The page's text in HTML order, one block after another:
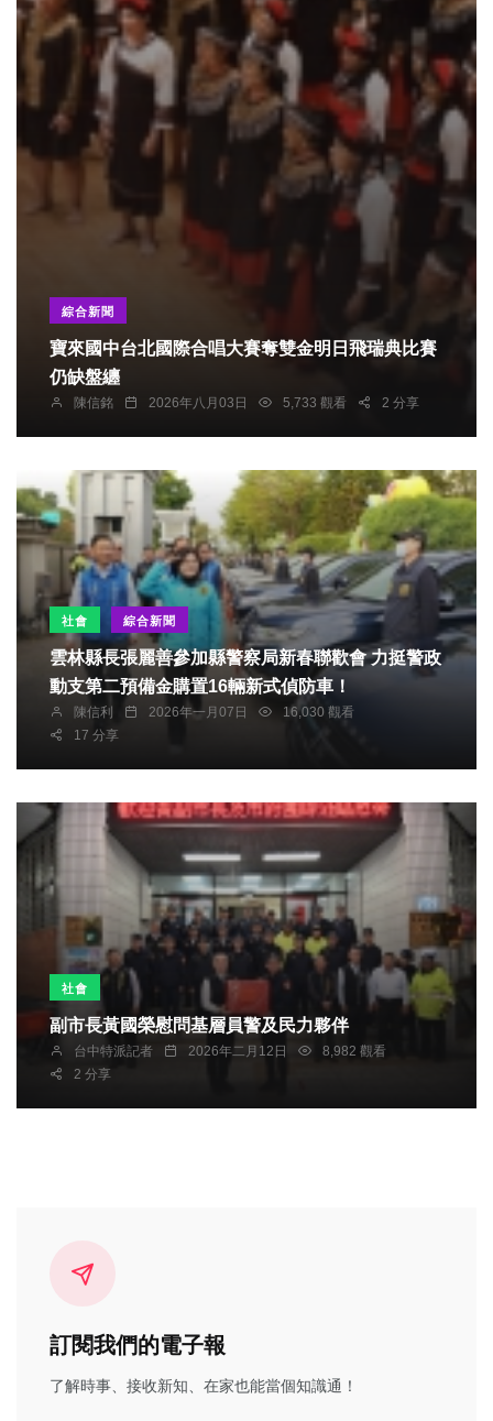
綜合新聞
寶來國中台北國際合唱大賽奪雙金明日飛瑞典比賽
仍缺盤纏
陳信銘 2026年八月03日 5,733 觀看 2 分享
社會 綜合新聞
雲林縣長張麗善參加縣警察局新春聯歡會 力挺警政
動支第二預備金購置16輛新式偵防車！
陳信利 2026年一月07日
16,030 觀看
17 分享
社會
副市長黃國榮慰問基層員警及民力夥伴
台中特派記者 2026年二月12日
8,982 觀看
2 分享
訂閱我們的電子報
了解時事、接收新知、在家也能當個知識通！